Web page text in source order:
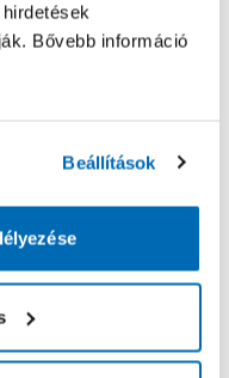
Bővebb információ
Beállítások